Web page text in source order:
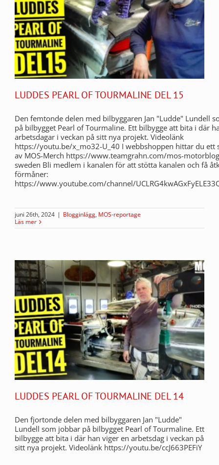
LUDDES PEARL OF TOURMALINE DEL 15
Den femtonde delen med bilbyggaren Jan "Ludde" Lundell
på bilbygget Pearl of Tourmaline. Ett bilbygge att bita i där
arbetsdagar i veckan på sitt nya projekt. Videolänk
https://youtu.be/x_mo32-U_40 I webbshoppen hittar du ett
av MOS-Merch https://www.teamgrahn.com/mos-
sweden Bli medlem i kanalen för att stötta kanalen och få
förmåner:
https://www.youtube.com/channel/
juni 26th, 2024 | Blogginlägg, MOS-reportage
Läs mer
LUDDES PEARL OF TOURMALINE DEL 14
Den fjortonde delen med bilbyggaren Jan "Ludde"
Lundell som jobbar på bilbygget Pearl of Tourmaline. Ett
bilbygge att bita i där han viger en arbetsdag i veckan på
sitt nya projekt. Videolänk https://youtu.be/ccJ663PEFiY